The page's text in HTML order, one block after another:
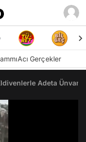
Acı Gerçekler
Adeta Ünvan